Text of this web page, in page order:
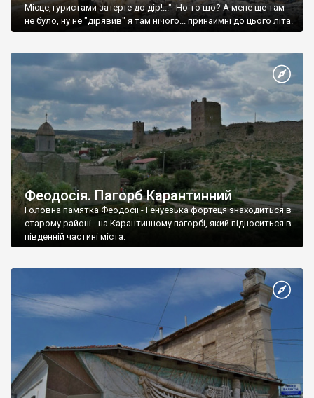
Місце,туристами затерте до дір!..." Но то шо? А мене ще там
не було, ну не "дірявив" я там нічого... принаймні до цього літа.
Феодосія. Пагорб Карантинний
Головна памятка Феодосії - Генуезька фортеця знаходиться в
старому районі - на Карантинному пагорбі, який підноситься в
південній частині міста.